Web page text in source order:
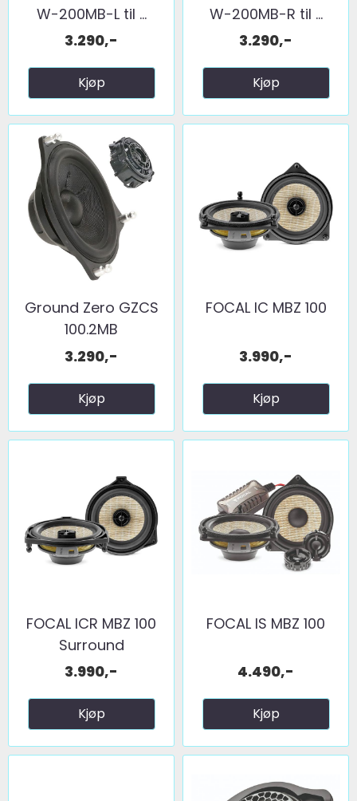
W-200MB-L til ...
3.290,-
Kjøp
W-200MB-R til ...
3.290,-
Kjøp
Ground Zero GZCS
100.2MB
3.290,-
Kjøp
FOCAL IC MBZ 100
3.990,-
Kjøp
FOCAL ICR MBZ 100
Surround
3.990,-
Kjøp
FOCAL IS MBZ 100
4.490,-
Kjøp